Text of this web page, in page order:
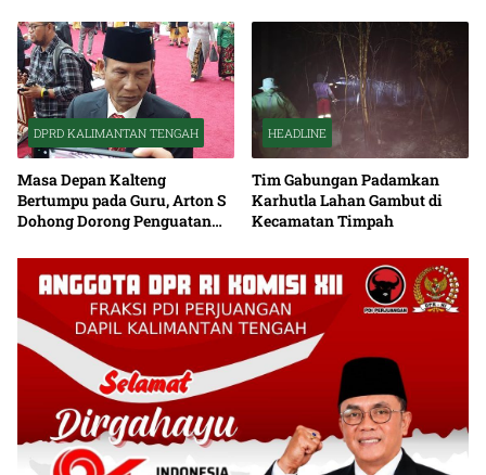
DPRD KALIMANTAN TENGAH
Masa Depan Kalteng
Bertumpu pada Guru, Arton S
Dohong Dorong Penguatan
HEADLINE
Tim Gabungan Padamkan
Karhutla Lahan Gambut di
Kecamatan Timpah